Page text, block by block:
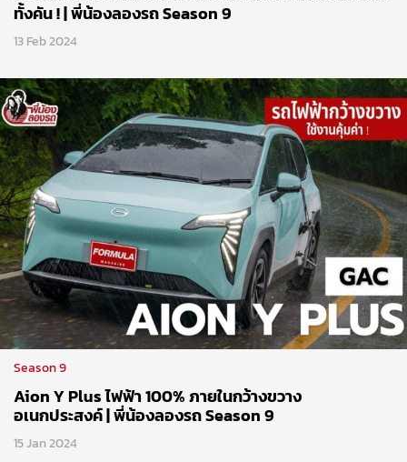
ทั้งคัน ! | พี่น้องลองรถ Season 9
13 Feb 2024
Season 9
Aion Y Plus ไฟฟ้า 100% ภายในกว้างขวาง
อเนกประสงค์ | พี่น้องลองรถ Season 9
15 Jan 2024